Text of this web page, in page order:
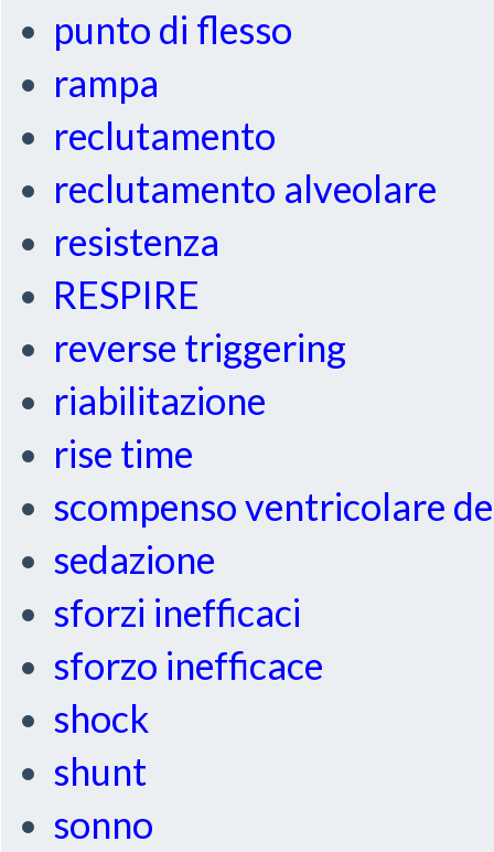
punto di flesso
rampa
reclutamento
reclutamento alveolare
resistenza
RESPIRE
reverse triggering
riabilitazione
rise time
scompenso ventricolare
sedazione
sforzi inefficaci
sforzo inefficace
shock
shunt
sonno